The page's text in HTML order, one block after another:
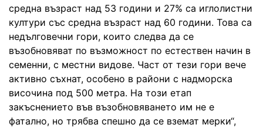
средна възраст над 53 години и 27% са иглолистни
култури със средна възраст над 60 години. Това са
недълговечни гори, които следва да се
възобновяват по възможност по естествен начин в
семенни, с местни видове. Част от тези гори вече
активно съхнат, особено в райони с надморска
височина под 500 метра. На този етап
закъснението във възобновяването им не е
фатално, но трябва спешно да се вземат мерки“,